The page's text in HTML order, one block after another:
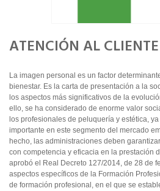
ATENCIÓN AL CLIENTE
La imagen personal es un factor
bienestar. Es la carta de presentación a la
los aspectos más significativos de la
ello, se ha considerado de enorme valor
los profesionales de peluquería y estética,
importante en este segmento del mercado
hecho, las administraciones deben
con competencia y eficacia en la prestación
aprobó el Real Decreto 127/2014, de 28 de
aspectos específicos de la Formación
de formación profesional, en el que se